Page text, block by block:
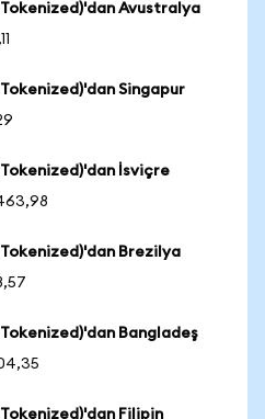
Avustralya
Singapur
İsviçre
Brezilya
Bangladeş
Filipin